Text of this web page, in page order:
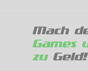
Mach
Games
zuGeld!